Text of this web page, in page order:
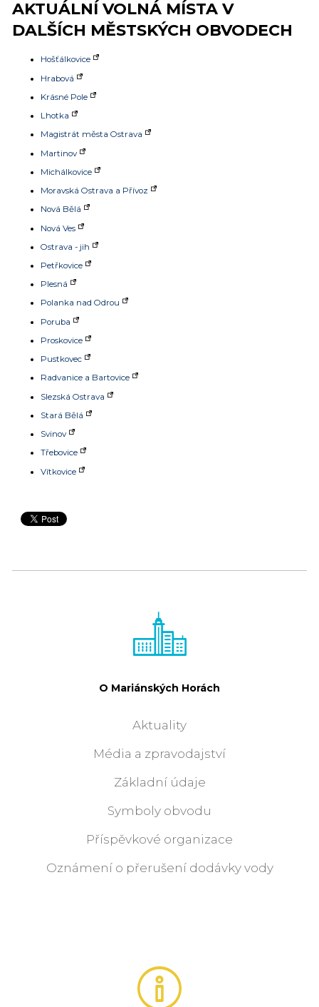
AKTUÁLNÍ VOLNÁ MÍSTA V
DALŠÍCH MĚSTSKÝCH OBVODECH
Hošťálkovice
Hrabová
Krásné Pole
Lhotka
Magistrát města Ostrava
Martinov
Michálkovice
Moravská Ostrava a Přívoz
Nová Bělá
Nová Ves
Ostrava - jih
Petřkovice
Plesná
Polanka nad Odrou
Poruba
Proskovice
Pustkovec
Radvanice a Bartovice
Slezská Ostrava
Stará Bělá
Svinov
Třebovice
Vítkovice
O Mariánských Horách
Aktuality
Média a zpravodajství
Základní údaje
Symboly obvodu
Příspěvkové organizace
Oznámení o přerušení dodávky vody